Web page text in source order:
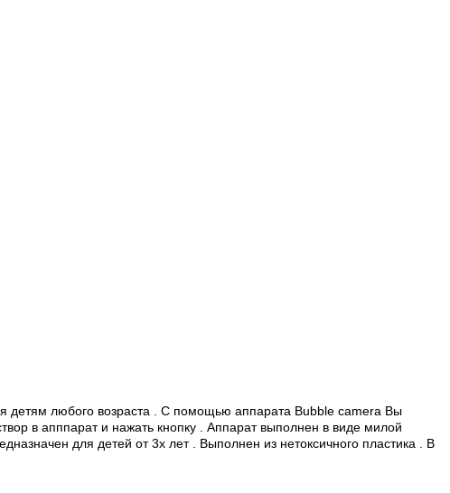
детям любого возраста . С помощью аппарата Bubble camera Вы
в апппарат и нажать кнопку . Аппарат выполнен в виде милой
для детей от 3х лет . Выполнен из нетоксичного пластика . В